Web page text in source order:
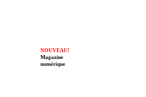
NOUVEAU!
Magazine
numérique